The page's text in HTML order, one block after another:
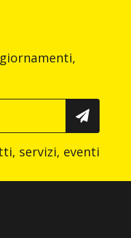
servizi, eventi